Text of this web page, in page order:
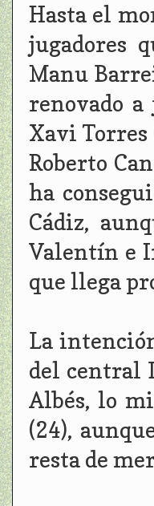
Hasta el
jugadores
Manu
renovado a
Xavi
Roberto
ha
Cádiz,
Valentín e
que llega
La
del central
Albés, lo
(24),
resta de